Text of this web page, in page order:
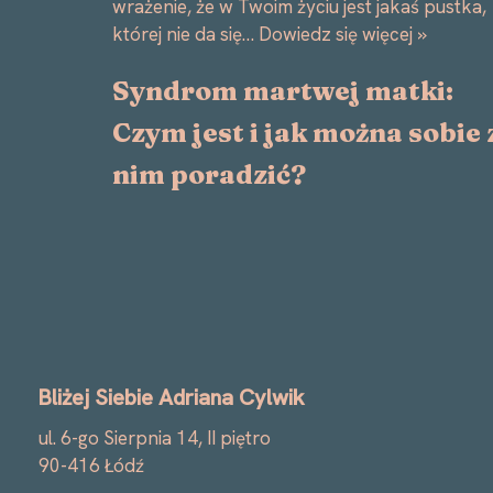
wrażenie, że w Twoim życiu jest jakaś pustka,
której nie da się… Dowiedz się więcej »
Syndrom martwej matki:
Czym jest i jak można sobie
nim poradzić?
Bliżej Siebie Adriana Cylwik
ul. 6-go Sierpnia 14, II piętro
90-416 Łódź